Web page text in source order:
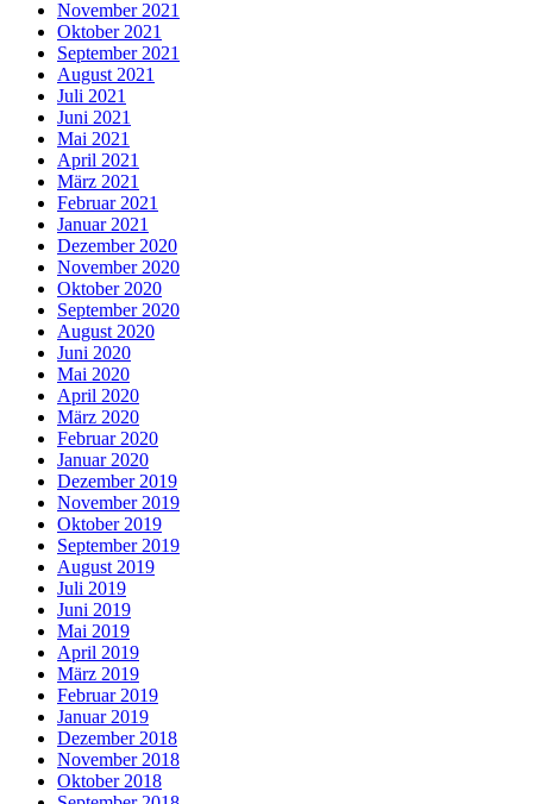
November 2021
Oktober 2021
September 2021
August 2021
Juli 2021
Juni 2021
Mai 2021
April 2021
März 2021
Februar 2021
Januar 2021
Dezember 2020
November 2020
Oktober 2020
September 2020
August 2020
Juni 2020
Mai 2020
April 2020
März 2020
Februar 2020
Januar 2020
Dezember 2019
November 2019
Oktober 2019
September 2019
August 2019
Juli 2019
Juni 2019
Mai 2019
April 2019
März 2019
Februar 2019
Januar 2019
Dezember 2018
November 2018
Oktober 2018